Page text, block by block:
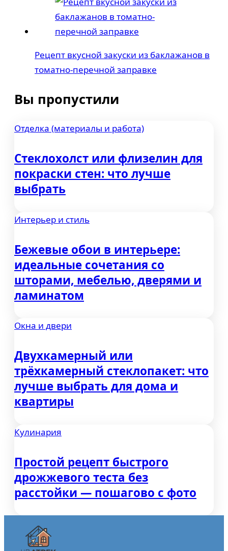
Рецепт вкусной закуски из баклажанов в
томатно-перечной заправке
Вы пропустили
Отделка (материалы и работа)
Стеклохолст или флизелин для
покраски стен: что лучше
выбрать
Интерьер и стиль
Бежевые обои в интерьере:
идеальные сочетания со
шторами, мебелью, дверями и
ламинатом
Окна и двери
Двухкамерный или
трёхкамерный стеклопакет: что
лучше выбрать для дома и
квартиры
Кулинария
Простой рецепт быстрого
дрожжевого теста без
расстойки — пошагово с фото